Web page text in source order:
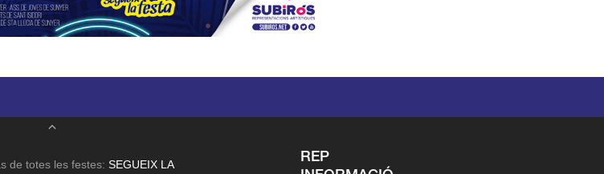
de totes les festes: SEGUEIX LA
REP